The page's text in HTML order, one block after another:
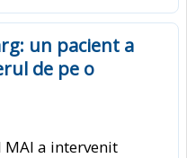
un pacient a
de pe o
a intervenit